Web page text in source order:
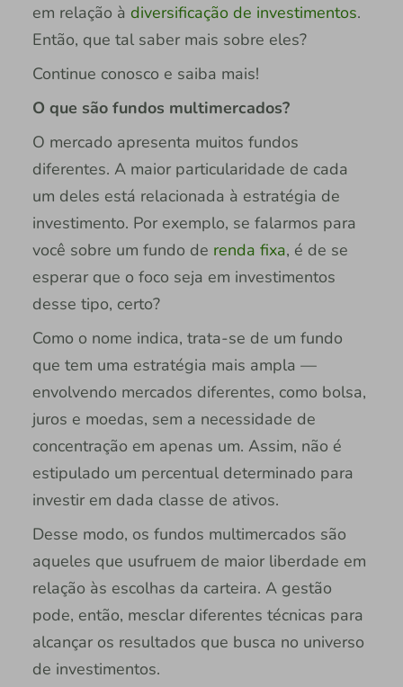
em relação à diversificação de investimentos.
Então, que tal saber mais sobre eles?
Continue conosco e saiba mais!
O que são fundos multimercados?
O mercado apresenta muitos fundos
diferentes. A maior particularidade de cada
um deles está relacionada à estratégia de
investimento. Por exemplo, se falarmos para
você sobre um fundo de renda fixa, é de se
esperar que o foco seja em investimentos
desse tipo, certo?
Como o nome indica, trata-se de um fundo
que tem uma estratégia mais ampla —
envolvendo mercados diferentes, como bolsa,
juros e moedas, sem a necessidade de
concentração em apenas um. Assim, não é
estipulado um percentual determinado para
investir em dada classe de ativos.
Desse modo, os fundos multimercados são
aqueles que usufruem de maior liberdade em
relação às escolhas da carteira. A gestão
pode, então, mesclar diferentes técnicas para
alcançar os resultados que busca no universo
de investimentos.